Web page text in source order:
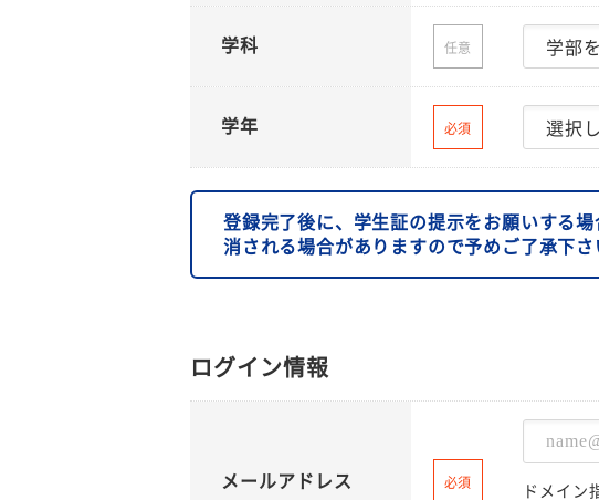
学科 任意
学年 必須
登録完了後に、学生証の提示をお願いする
消される場合がありますので予めご了承下さ
ログイン情報
メールアドレス 必須
ドメイン